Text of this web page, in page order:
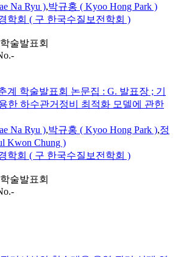
Na Ryu ),박규홍 ( Kyoo Hong Park )
학회 ( 구 한국수질보전학회 )
술발표회
계 학술발표회 논문집 : G. 발표장 ; 기
한 하수관거정비 최적화 모델에 관한
Na Ryu ),박규홍 ( Kyoo Hong Park ),정
Kwon Chung )
학회 ( 구 한국수질보전학회 )
술발표회